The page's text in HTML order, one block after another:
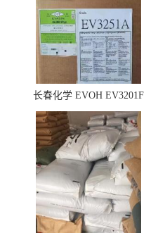
长春化学 EVOH EV3201F